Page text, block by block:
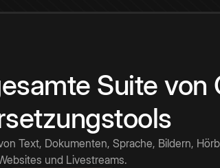
Suite von
Text, Dokumenten, Sprache, Bildern,
und Livestreams.